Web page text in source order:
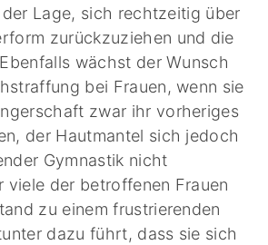
Lage, sich rechtzeitig über
zurückzuziehen und die
wächst der Wunsch
bei Frauen, wenn sie
zwar ihr vorheriges
der Hautmantel sich jedoch
Gymnastik nicht
viele der betroffenen Frauen
zu einem frustrierenden
dazu führt, dass sie sich